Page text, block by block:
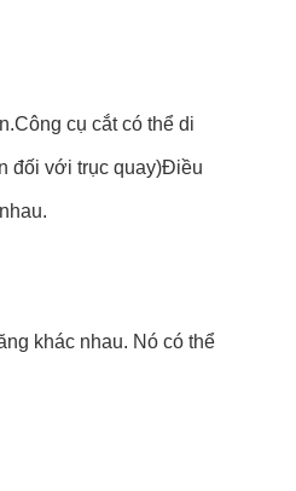
cụ cắt có thể di
đối với trục quay)Điều
khác nhau. Nó có thể